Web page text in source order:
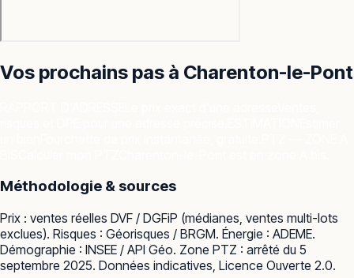
Vos prochains pas à Charenton-le-Pont
Méthodologie & sources
Prix : ventes réelles DVF / DGFiP (médianes, ventes multi-lots
exclues). Risques : Géorisques / BRGM. Énergie : ADEME.
Démographie : INSEE / API Géo. Zone PTZ : arrêté du 5
septembre 2025. Données indicatives, Licence Ouverte 2.0.